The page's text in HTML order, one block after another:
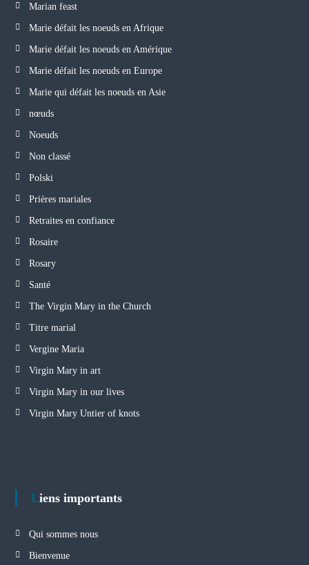
Marian feast
Marie défait les noeuds en Afrique
Marie défait les noeuds en Amérique
Marie défait les noeuds en Europe
Marie qui défait les noeuds en Asie
nœuds
Noeuds
Non classé
Polski
Prières mariales
Retraites en confiance
Rosaire
Rosary
Santé
The Virgin Mary in the Church
Titre marial
Vergine Maria
Virgin Mary in art
Virgin Mary in our lives
Virgin Mary Untier of knots
Liens importants
Qui sommes nous
Bienvenue